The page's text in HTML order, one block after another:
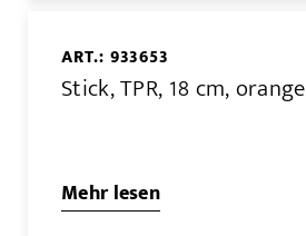
ART.: 933653
Stick, TPR, 18 cm, orange
Mehr lesen